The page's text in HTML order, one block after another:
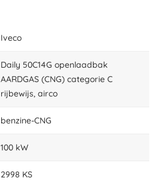
Iveco
Daily 50C14G openlaadbak
AARDGAS (CNG) categorie C
rijbewijs, airco
benzine-CNG
100 kW
2998 KS